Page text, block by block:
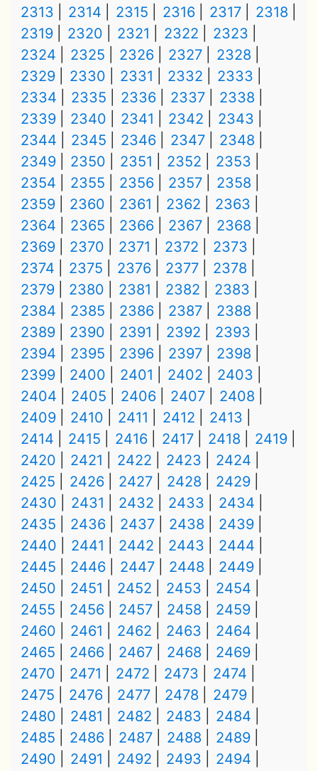
2313
2314 2315 2316 2317
2318
2319
2320 2321 2322
2323
2324
2325 2326 2327
2328
2329
2330 2331 2332
2333
2334
2335 2336 2337
2338
2339
2340 2341 2342
2343
2344
2345 2346 2347
2348
2349
2350 2351 2352
2353
2354
2355 2356 2357
2358
2359
2360 2361 2362
2363
2364
2365 2366 2367
2368
2369
2370 2371 2372
2373
2374
2375 2376 2377
2378
2379
2380 2381 2382
2383
2384
2385 2386 2387
2388
2389
2390 2391 2392
2393
2394
2395 2396 2397
2398
2399
2400 2401 2402
2403
2404
2405 2406 2407
2408
2409
2410 2411 2412
2413
2414
2415 2416 2417 2418
2419
2420
2421 2422 2423
2424
2425
2426 2427 2428
2429
2430
2431 2432 2433
2434
2435
2436 2437 2438
2439
2440
2441 2442 2443
2444
2445
2446 2447 2448
2449
2450
2451 2452 2453
2454
2455
2456 2457 2458
2459
2460
2461 2462 2463
2464
2465
2466 2467 2468
2469
2470
2471 2472 2473
2474
2475
2476 2477 2478
2479
2480
2481 2482 2483
2484
2485
2486 2487 2488
2489
2490
2491 2492 2493
2494